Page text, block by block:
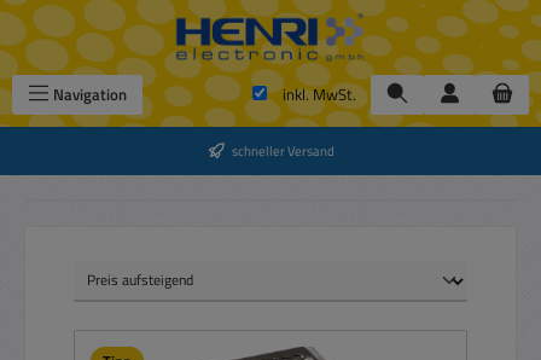
Zum Hauptinhalt springen
Navigation inkl. MwSt.
schneller Versand